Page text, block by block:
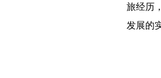
旅经历
发展的